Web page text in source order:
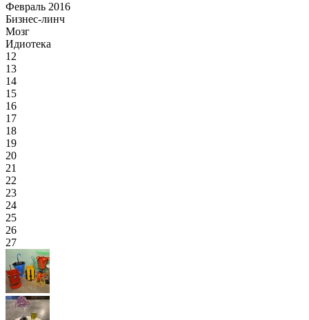
Февраль 2016
Бизнес-линч
Мозг
Идиотека
12
13
14
15
16
17
18
19
20
21
22
23
24
25
26
27